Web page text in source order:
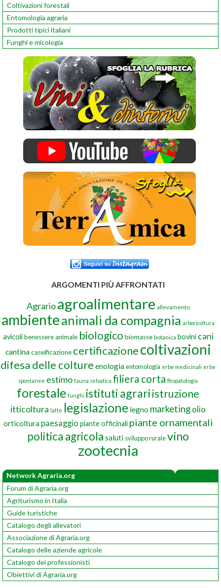
Coltivazioni forestali
Entomologia agraria
Prodotti tipici italiani
Funghi e micologia
ARGOMENTI PIÙ AFFRONTATI
Agrario agroalimentare allevamento
ambienteanimali da compagnia arboricoltura
avicoli benessere animale biologico biomasse botanica bovini cani
cantina caseificazione certificazionecoltivazioni
difesa delle colture enologiaentomologia erbe medicinali erbe
spontanee estimo fauna selvatica filiera corta fitopatologia
forestale funghi istituti agrariistruzione
itticoltura latte legislazione legno marketingolio
orticoltura paesaggio piante officinali piante ornamentali
politica agricola saluti sviluppo ruralevino
zootecnia
Network Agraria.org
Forum di Agraria.org
Agriturismo in Italia
Guide turistiche
Catalogo degli allevatori
Associazione di Agraria.org
Catalogo delle aziende agricole
Catalogo dei professionisti
Obiettivi di Agraria.org